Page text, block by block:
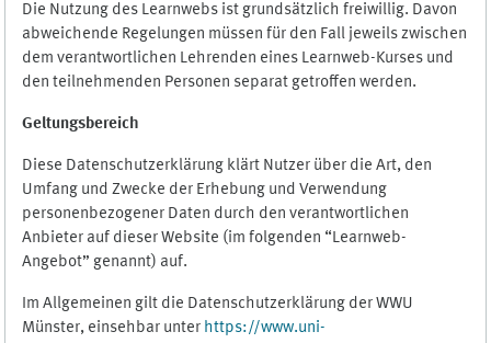
Die Nutzung des Learnwebs ist grundsätzlich freiwillig. Davon
abweichende Regelungen müssen für den Fall jeweils zwischen
dem verantwortlichen Lehrenden eines Learnweb-Kurses und
den teilnehmenden Personen separat getroffen werden.
Geltungsbereich
Diese Datenschutzerklärung klärt Nutzer über die Art, den
Umfang und Zwecke der Erhebung und Verwendung
personenbezogener Daten durch den verantwortlichen
Anbieter auf dieser Website (im folgenden “Learnweb-
Angebot” genannt) auf.
Im Allgemeinen gilt die Datenschutzerklärung der WWU
Münster, einsehbar unter https://www.uni-